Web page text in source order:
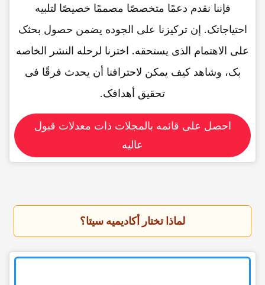
فإننا نقدم دعمًا متخصصًا مصممًا خصیصًا لتلبیه
احتیاجاتک. إن ترکیزنا على الجوده یضمن حصول بحثک
على الاهتمام الذی یستحقه. اخترنا لرحله النشر الخاصه
بک، وشاهد کیف یمکن لاحترافنا أن یحدث فرقًا فی
تحقیق أهدافک.
احصل على قائمه بالمجلات ذات معدلات قبول
عالیه
لماذا تختار أکادیمیه سیتا؟